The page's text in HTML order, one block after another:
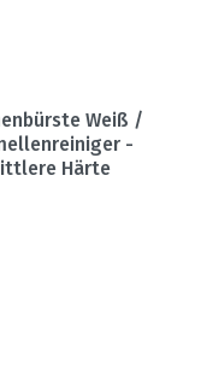
Weiß /
-
Härte